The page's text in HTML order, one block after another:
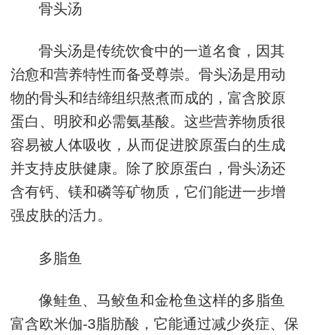
骨头汤
骨头汤是传统饮食中的一道名食，因其
治愈和营养特性而备受尊崇。骨头汤是用动
物的骨头和结缔组织熬煮而成的，富含胶原
蛋白、明胶和必需氨基酸。这些营养物质很
容易被人体吸收，从而促进胶原蛋白的生成
并支持皮肤健康。除了胶原蛋白，骨头汤还
含有钙、镁和磷等矿物质，它们能进一步增
强皮肤的活力。
多脂鱼
像鲑鱼、马鲛鱼和金枪鱼这样的多脂鱼
富含欧米伽-3脂肪酸，它能通过减少炎症、保